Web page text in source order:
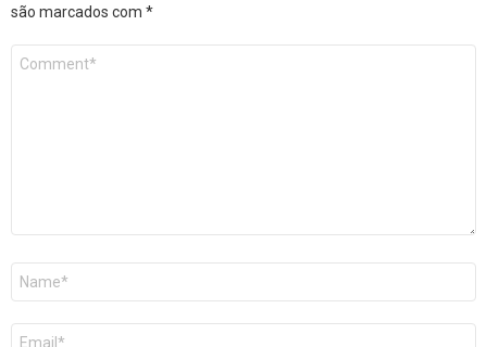
são marcados com *
Comentário
Nome
E-